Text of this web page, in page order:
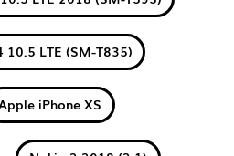
10.5 LTE (SM-T835)
iPhone XS